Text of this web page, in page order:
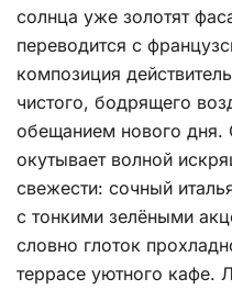
солнца уже золотят
переводится с
композиция
чистого, бодрящего
обещанием нового дня.
окутывает волной
свежести: сочный
с тонкими зелёными
словно глоток
террасе уютного кафе.